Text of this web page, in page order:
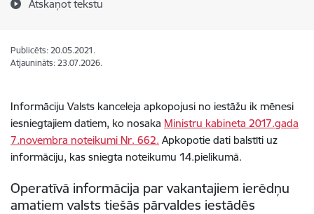
Atskaņot tekstu
Publicēts: 20.05.2021.
Atjaunināts: 23.07.2026.
Informāciju Valsts kanceleja apkopojusi no iestāžu ik mēnesi
iesniegtajiem datiem, ko nosaka Ministru kabineta 2017.gada
7.novembra noteikumi Nr. 662. Apkopotie dati balstīti uz
informāciju, kas sniegta noteikumu 14.pielikumā.
Operatīvā informācija par vakantajiem ierēdņu
amatiem valsts tiešās pārvaldes iestādēs